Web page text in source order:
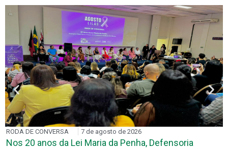
RODA DE CONVERSA 7 de agosto de 2026
Nos 20 anos da Lei Maria da Penha, Defensoria